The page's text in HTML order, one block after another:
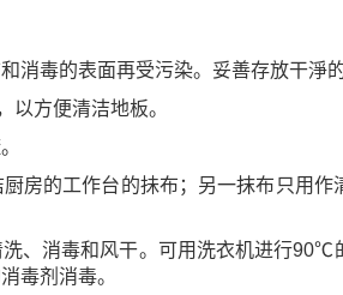
消毒的表面再受污染。妥善存放干淨
以方便清洁地板。
房的工作台的抺布；另一抹布只用
、消毒和风干。可用洗衣机进行90℃
毒剂消毒。